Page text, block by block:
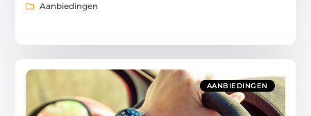
Aanbiedingen
AANBIEDINGEN